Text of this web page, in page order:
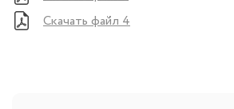
Скачать файл 4